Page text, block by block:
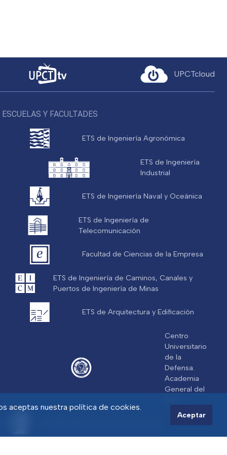
aceptas nuestra política de cookies.
Aceptar
UPCTcloud
ESCUELAS Y FACULTADES
ETS de Ingeniería Agronómica
ETS de Ingeniería
Industrial
ETS de Ingeniería Naval y Oceánica
ETS de Ingeniería de
Telecomunicación
Facultad de Ciencias de la Empresa
ETS de Ingeniería de Caminos, Canales y
Puertos de Ingeniería de Minas
ETS de Arquitectura y Edificación
Centro
Universitario
de la
Defensa.
Academia
General del